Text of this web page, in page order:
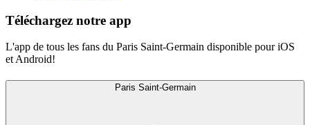
Téléchargez notre app
L'app de tous les fans du Paris Saint-Germain disponible pour iOS
et Android!
Paris Saint-Germain